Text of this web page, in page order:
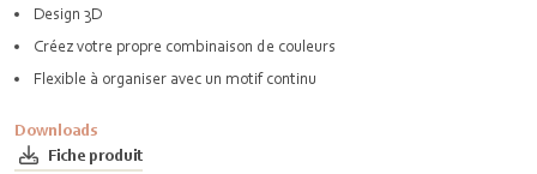
Design 3D
Créez votre propre combinaison de couleurs
Flexible à organiser avec un motif continu
Downloads
Fiche produit